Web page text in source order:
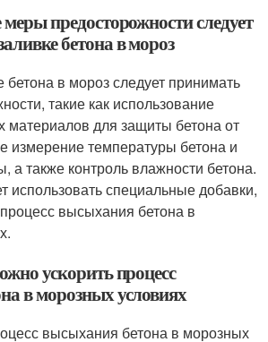
предосторожности следует
бетона в мороз
бетона в мороз следует принимать
такие как использование
материалов для защиты бетона от
измерение температуры бетона и
также контроль влажности бетона.
использовать специальные добавки,
высыхания бетона в
ускорить процесс
в морозных условиях
высыхания бетона в морозных